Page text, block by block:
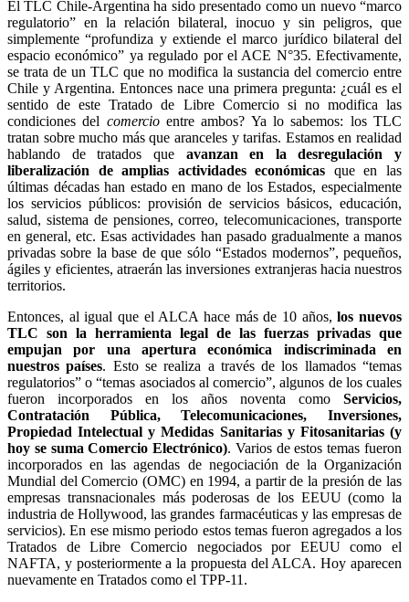
El TLC Chile-Argentina ha sido presentado como un nuevo “marco
regulatorio” en la relación bilateral, inocuo y sin peligros, que
simplemente “profundiza y extiende el marco jurídico bilateral del
espacio económico” ya regulado por el ACE N°35. Efectivamente,
se trata de un TLC que no modifica la sustancia del comercio entre
Chile y Argentina. Entonces nace una primera pregunta: ¿cuál es el
sentido de este Tratado de Libre Comercio si no modifica las
condiciones del comercioentre ambos? Ya lo sabemos: los TLC
tratan sobre mucho más que aranceles y tarifas. Estamos en realidad
hablando de tratados que avanzan en la desregulación y
liberalización de amplias actividades económicas que en las
últimas décadas han estado en mano de los Estados, especialmente
los servicios públicos: provisión de servicios básicos, educación,
salud, sistema de pensiones, correo, telecomunicaciones, transporte
en general, etc. Esas actividades han pasado gradualmente a manos
privadas sobre la base de que sólo “Estados modernos”, pequeños,
ágiles y eficientes, atraerán las inversiones extranjeras hacia nuestros
territorios.
Entonces, al igual que el ALCA hace más de 10 años,los nuevos
TLC son la herramienta legal de las fuerzas privadas que
empujan por una apertura económica indiscriminada en
nuestros países. Esto se realiza a través de los llamados “temas
regulatorios” o “temas asociados al comercio”, algunos de los cuales
fueron incorporados en los años noventa como Servicios,
Contratación Pública, Telecomunicaciones, Inversiones,
Propiedad Intelectual y Medidas Sanitarias y Fitosanitarias (y
hoy se suma Comercio Electrónico). Varios de estos temas fueron
incorporados en las agendas de negociación de la Organización
Mundial del Comercio (OMC) en 1994, a partir de la presión de las
empresas transnacionales más poderosas de los EEUU (como la
industria de Hollywood, las grandes farmacéuticas y las empresas de
servicios). En ese mismo periodo estos temas fueron agregados a los
Tratados de Libre Comercio negociados por EEUU como el
NAFTA, y posteriormente a la propuesta del ALCA. Hoy aparecen
nuevamente en Tratados como el TPP-11.